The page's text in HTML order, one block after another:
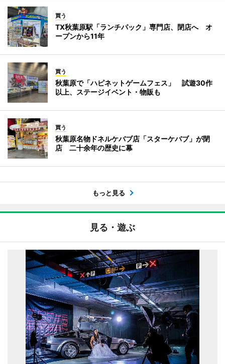
買う
TX秋葉原駅「ランチパック」専門店、閉店へ オ
ープンから11年
買う
秋葉原で「ハピネットゲームフェス」 試遊30作
以上、ステージイベント・物販も
買う
秋葉原名物ドネルケバブ店「スターケバブ」が閉
店 二十余年の歴史に幕
もっと見る
見る・遊ぶ